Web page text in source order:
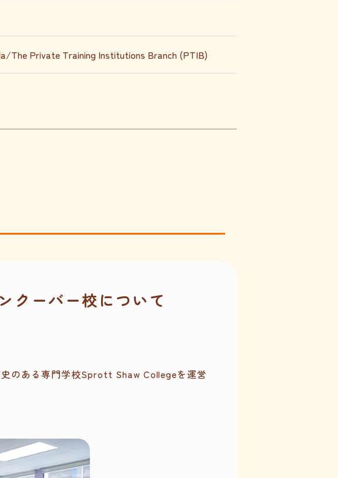
The Private Training Institutions Branch (PTIB)
クーバー校について
のある専門学校Sprott Shaw Collegeを運営